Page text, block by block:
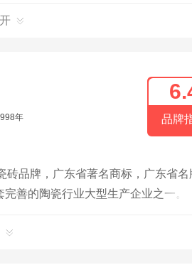
年 品牌
砖品牌，广东省著名商标，广东省名
善的陶瓷行业大型生产企业之一。
坏强度、耐磨性、耐污性等主要技